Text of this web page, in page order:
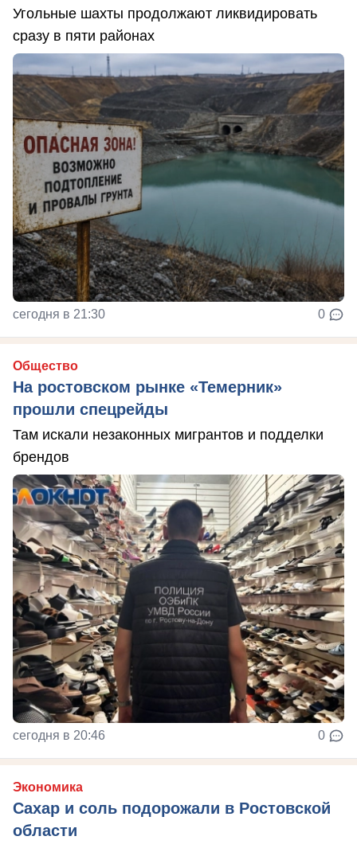
Угольные шахты продолжают ликвидировать
сразу в пяти районах
сегодня в 21:30 0
Общество
На ростовском рынке «Темерник»
прошли спецрейды
Там искали незаконных мигрантов и подделки
брендов
сегодня в 20:46 0
Экономика
Сахар и соль подорожали в Ростовской
области